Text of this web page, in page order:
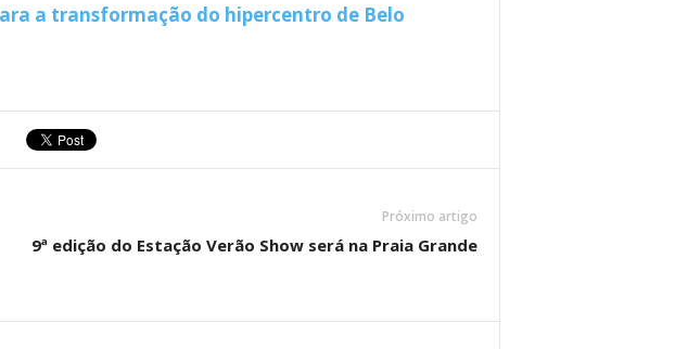
a transformação do hipercentro de Belo
Próximo artigo
9ª edição do Estação Verão Show será na Praia Grande